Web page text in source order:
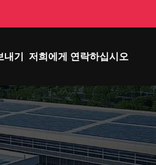
내기 저희에게 연락하십시오